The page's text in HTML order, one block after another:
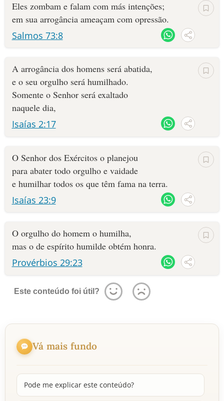
Eles zombam e falam com más intenções;
em sua arrogância ameaçam com opressão.
Salmos 73:8
A arrogância dos homens será abatida,
e o seu orgulho será humilhado.
Somente o Senhor será exaltado
naquele dia,
Isaías 2:17
O Senhor dos Exércitos o planejou
para abater todo orgulho e vaidade
e humilhar todos os que têm fama na terra.
Isaías 23:9
O orgulho do homem o humilha,
mas o de espírito humilde obtém honra.
Provérbios 29:23
Este conteúdo foi útil?
Vá mais fundo
Pode me explicar este conteúdo?